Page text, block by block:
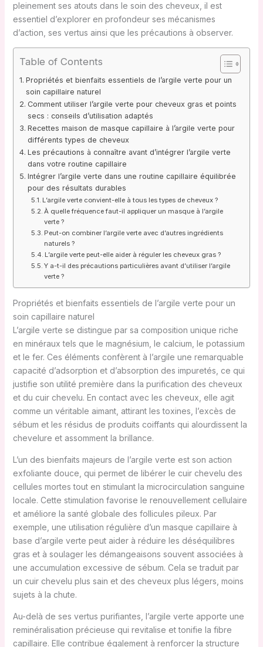
pleinement ses atouts dans le soin des cheveux, il est
essentiel d’explorer en profondeur ses mécanismes
d’action, ses vertus ainsi que les précautions à observer.
Table of Contents
Propriétés et bienfaits essentiels de l’argile verte pour un
soin capillaire naturel
Comment utiliser l’argile verte pour cheveux gras et points
secs : conseils d’utilisation adaptés
Recettes maison de masque capillaire à l’argile verte pour
différents types de cheveux
Les précautions à connaître avant d’intégrer l’argile verte
dans votre routine capillaire
Intégrer l’argile verte dans une routine capillaire équilibrée
pour des résultats durables
L’argile verte convient-elle à tous les types de cheveux ?
À quelle fréquence faut-il appliquer un masque à l’argile
verte ?
Peut-on combiner l’argile verte avec d’autres ingrédients
naturels ?
L’argile verte peut-elle aider à réguler les cheveux gras ?
Y a-t-il des précautions particulières avant d’utiliser l’argile
verte ?
Propriétés et bienfaits essentiels de l’argile verte pour un
soin capillaire naturel
L’argile verte se distingue par sa composition unique riche
en minéraux tels que le magnésium, le calcium, le potassium
et le fer. Ces éléments confèrent à l’argile une remarquable
capacité d’adsorption et d’absorption des impuretés, ce qui
justifie son utilité première dans la purification des cheveux
et du cuir chevelu. En contact avec les cheveux, elle agit
comme un véritable aimant, attirant les toxines, l’excès de
sébum et les résidus de produits coiffants qui alourdissent la
chevelure et assomment la brillance.
L’un des bienfaits majeurs de l’argile verte est son action
exfoliante douce, qui permet de libérer le cuir chevelu des
cellules mortes tout en stimulant la microcirculation sanguine
locale. Cette stimulation favorise le renouvellement cellulaire
et améliore la santé globale des follicules pileux. Par
exemple, une utilisation régulière d’un masque capillaire à
base d’argile verte peut aider à réduire les déséquilibres
gras et à soulager les démangeaisons souvent associées à
une accumulation excessive de sébum. Cela se traduit par
un cuir chevelu plus sain et des cheveux plus légers, moins
sujets à la chute.
Au-delà de ses vertus purifiantes, l’argile verte apporte une
reminéralisation précieuse qui revitalise et tonifie la fibre
capillaire. Elle contribue également à renforcer la structure